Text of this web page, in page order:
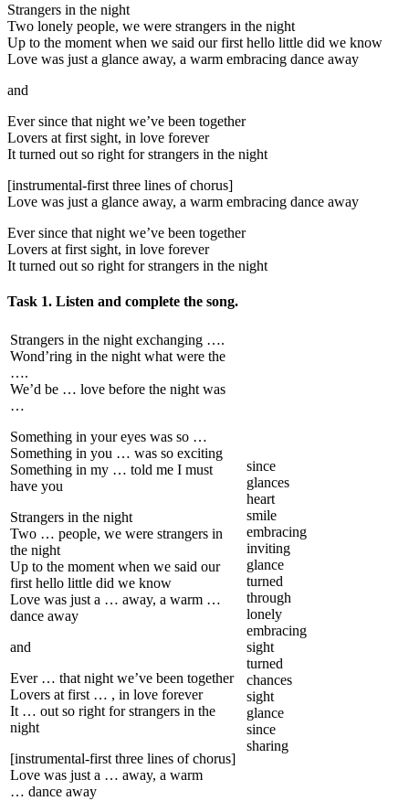
Strangers in the night
Two lonely people, we were strangers in the night
Up to the moment when we said our first hello little did we know
Love was just a glance away, a warm embracing dance away
and
Ever since that night we’ve been together
Lovers at first sight, in love forever
It turned out so right for strangers in the night
[instrumental-first three lines of chorus]
Love was just a glance away, a warm embracing dance away
Ever since that night we’ve been together
Lovers at first sight, in love forever
It turned out so right for strangers in the night
Task 1. Listen and complete the song.
Strangers in the night exchanging ….
Wond’ring in the night what were the
….
We’d be … love before the night was
…
Something in your eyes was so …
Something in you … was so exciting
Something in my … told me I must
have you
Strangers in the night
Two … people, we were strangers in
the night
Up to the moment when we said our
first hello little did we know
Love was just a … away, a warm …
dance away
and
Ever … that night we’ve been together
Lovers at first … , in love forever
It … out so right for strangers in the
night
[instrumental-first three lines of chorus]
Love was just a … away, a warm
… dance away
since
glances
heart
smile
embracing
inviting
glance
turned
through
lonely
embracing
sight
turned
chances
sight
glance
since
sharing